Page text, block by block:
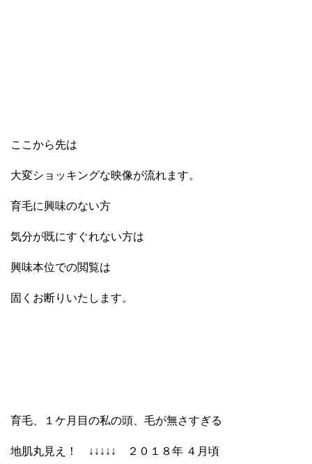
ここから先は
大変ショッキングな映像が流れます。
育毛に興味のない方
気分が既にすぐれない方は
興味本位での閲覧は
固くお断りいたします。
育毛、１ケ月目の私の頭、毛が無さすぎる
地肌丸見え！ ↓↓↓↓↓ ２０１８年 ４月頃